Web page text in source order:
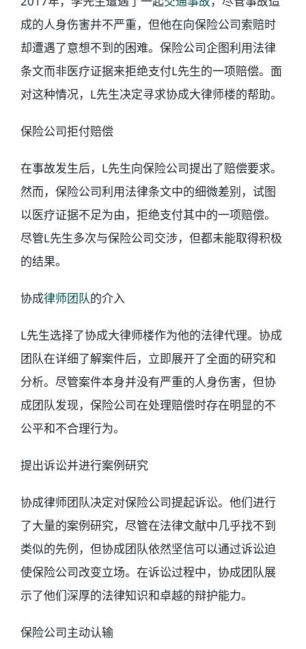
成的人身伤害并不严重，但他在向保险公司索赔时
却遭遇了意想不到的困难。保险公司企图利用法律
条文而非医疗证据来拒绝支付L先生的一项赔偿。面
对这种情况，L先生决定寻求协成大律师楼的帮助。
保险公司拒付赔偿
在事故发生后，L先生向保险公司提出了赔偿要求。
然而，保险公司利用法律条文中的细微差别，试图
以医疗证据不足为由，拒绝支付其中的一项赔偿。
尽管L先生多次与保险公司交涉，但都未能取得积极
的结果。
协成律师团队的介入
L先生选择了协成大律师楼作为他的法律代理。协成
团队在详细了解案件后，立即展开了全面的研究和
分析。尽管案件本身并没有严重的人身伤害，但协
成团队发现，保险公司在处理赔偿时存在明显的不
公平和不合理行为。
提出诉讼并进行案例研究
协成律师团队决定对保险公司提起诉讼。他们进行
了大量的案例研究，尽管在法律文献中几乎找不到
类似的先例，但协成团队依然坚信可以通过诉讼迫
使保险公司改变立场。在诉讼过程中，协成团队展
示了他们深厚的法律知识和卓越的辩护能力。
保险公司主动认输